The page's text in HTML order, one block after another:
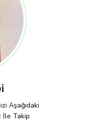
Aşağıdaki
İle Takip